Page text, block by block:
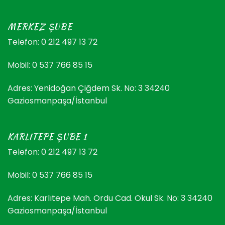
MERKEZ ŞUBE
Telefon: 0 212 497 13 72
Mobil: 0 537 766 85 15
Adres: Yenidoğan Çiğdem Sk. No: 3 34240
Gaziosmanpaşa/İstanbul
KARLITEPE ŞUBE 1
Telefon: 0 212 497 13 72
Mobil: 0 537 766 85 15
Adres: Karlıtepe Mah. Ordu Cad. Okul Sk. No: 3 34240
Gaziosmanpaşa/İstanbul